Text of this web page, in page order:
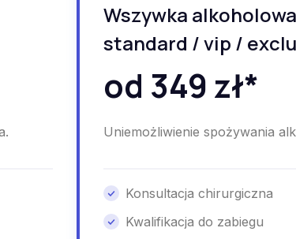
Wszywka alkoholowa
standard / vip /
od 349 zł*
Uniemożliwienie spożywania
Konsultacja chirurgiczna
Kwalifikacja do zabiegu